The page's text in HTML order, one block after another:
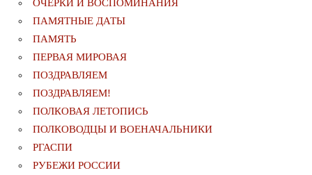
ОЧЕРКИ И ВОСПОМИНАНИЯ
ПАМЯТНЫЕ ДАТЫ
ПАМЯТЬ
ПЕРВАЯ МИРОВАЯ
ПОЗДРАВЛЯЕМ
ПОЗДРАВЛЯЕМ!
ПОЛКОВАЯ ЛЕТОПИСЬ
ПОЛКОВОДЦЫ И ВОЕНАЧАЛЬНИКИ
РГАСПИ
РУБЕЖИ РОССИИ